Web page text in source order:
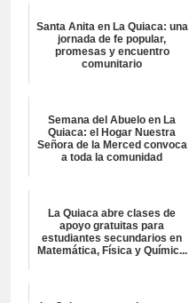
Santa Anita en La Quiaca: una
jornada de fe popular,
promesas y encuentro
comunitario
Semana del Abuelo en La
Quiaca: el Hogar Nuestra
Señora de la Merced convoca
a toda la comunidad
La Quiaca abre clases de
apoyo gratuitas para
estudiantes secundarios en
Matemática, Física y Químic...